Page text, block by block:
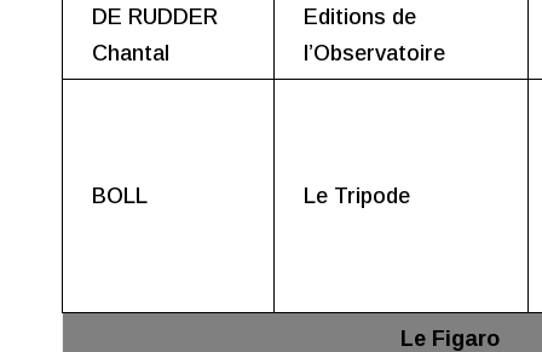
DE RUDDER
Chantal
Editions de
l’Observatoire
BOLL Le Tripode
Le Figaro